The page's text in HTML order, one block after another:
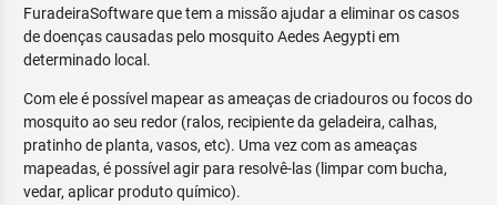
FuradeiraSoftware que tem a missão ajudar a eliminar os casos
de doenças causadas pelo mosquito Aedes Aegypti em
determinado local.
Com ele é possível mapear as ameaças de criadouros ou focos do
mosquito ao seu redor (ralos, recipiente da geladeira, calhas,
pratinho de planta, vasos, etc). Uma vez com as ameaças
mapeadas, é possível agir para resolvê-las (limpar com bucha,
vedar, aplicar produto químico).